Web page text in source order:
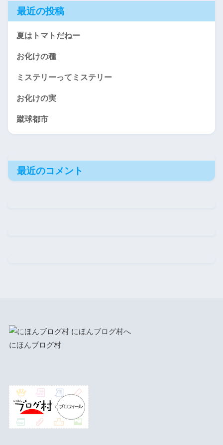
最近の投稿
夏はトマトだねー
お化けの種
ミステリーってミステリー
お化けの実
蹴球都市
最近のコメント
にほんブログ村